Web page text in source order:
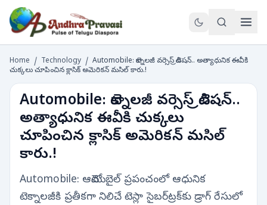
Home / Technology / Automobile: టెక్నాలజీ వర్సెస్ ట్రెడిషన్.. అత్యాధునిక ఈవీకి
చుక్కలు చూపించిన క్లాసిక్ అమెరికన్ మసిల్ కారు.!
Automobile: టెక్నాలజీ వర్సెస్ ట్రెడిషన్..
అత్యాధునిక ఈవీకి చుక్కలు
చూపించిన క్లాసిక్ అమెరికన్ మసిల్
కారు.!
Automobile: ఆటోమొబైల్ ప్రపంచంలో ఆధునిక
టెక్నాలజీకి ప్రతీకగా నిలిచే టెస్లా సైబర్‌ట్రక్‌కు డ్రాగ్ రేసులో